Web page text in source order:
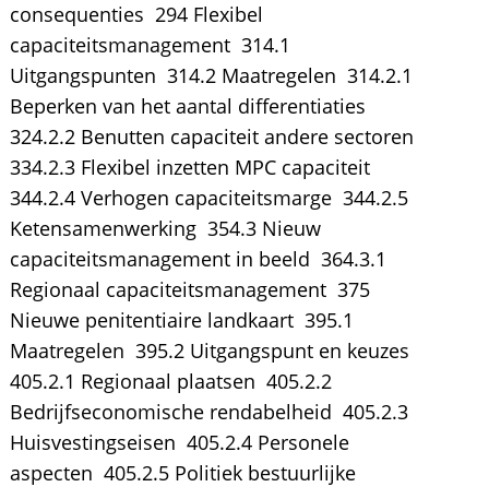
consequenties  294 Flexibel
capaciteitsmanagement  314.1
Uitgangspunten  314.2 Maatregelen  314.2.1
Beperken van het aantal differentiaties 
324.2.2 Benutten capaciteit andere sectoren 
334.2.3 Flexibel inzetten MPC capaciteit 
344.2.4 Verhogen capaciteitsmarge  344.2.5
Ketensamenwerking  354.3 Nieuw
capaciteitsmanagement in beeld  364.3.1
Regionaal capaciteitsmanagement  375
Nieuwe penitentiaire landkaart  395.1
Maatregelen  395.2 Uitgangspunt en keuzes 
405.2.1 Regionaal plaatsen  405.2.2
Bedrijfseconomische rendabelheid  405.2.3
Huisvestingseisen  405.2.4 Personele
aspecten  405.2.5 Politiek bestuurlijke